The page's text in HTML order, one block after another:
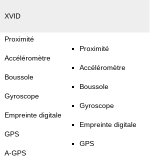
XVID
Proximité
Accéléromètre
Boussole
Gyroscope
Empreinte digitale
GPS
A-GPS
Proximité
Accéléromètre
Boussole
Gyroscope
Empreinte digitale
GPS